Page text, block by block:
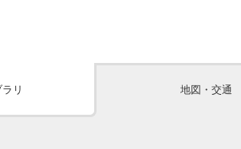
リ 地図・交通